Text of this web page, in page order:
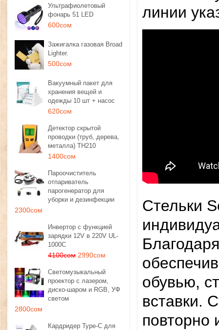
Ультрафиолетовый
фонарь 51 LED
600сом
Зажигалка газовая Broad
Lighter.
500сом
Вакуумный пакет для
хранения вещей и
одежды 10 шт + насос
620сом
Детектор скрытой
проводки (труб, дерева,
металла) TH210
1400сом
Пароочиститель
отпариватель
парогенератор для
уборки и дезинфекции
2300сом
Инвертор с функцией
зарядки 12V в 220V UL-
1000C
4100сом 2990сом
Светомузыкальный
проектор с лазером,
диско-шаром и RGB, УФ
светом
2800сом
Кардридер Type-C для
линии
Стельки
обувью,
вставки.
повторно